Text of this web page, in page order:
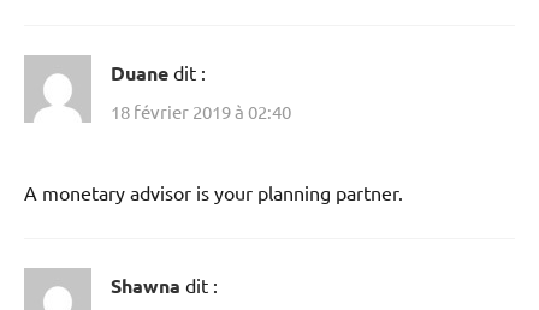
Duane dit :
18 février 2019 à 02:40
A monetary advisor is your planning partner.
Shawna dit :